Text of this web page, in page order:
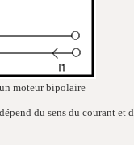
moteur bipolaire
du sens du courant et